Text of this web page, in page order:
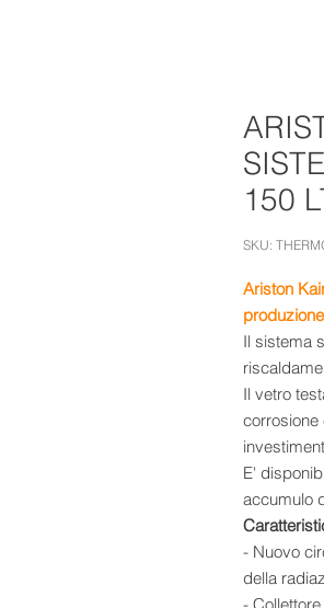
150
SKU:
Ariston
Il sistema
Il vetro
corrosione
E'
accumulo
- Nuovo
della